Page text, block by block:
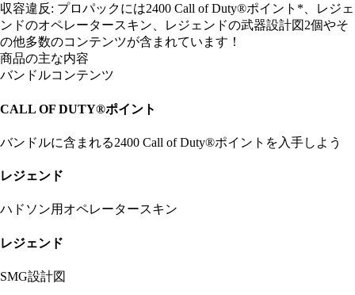
収容違反: プロパックには2400 Call of Duty®ポイント*、レジェ
ンドのオペレータースキン、レジェンドの武器設計図2個やそ
の他多数のコンテンツが含まれています！
商品の主な内容
バンドルコンテンツ
CALL OF DUTY®ポイント
バンドルに含まれる2400 Call of Duty®ポイントを入手しよう
レジェンド
ハドソン用オペレータースキン
レジェンド
SMG設計図